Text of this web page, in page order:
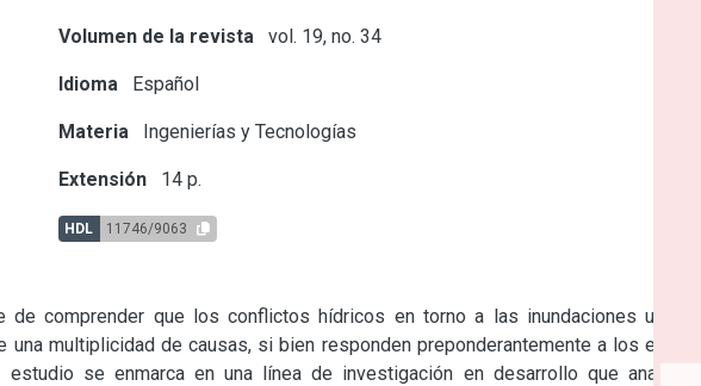
Volumen de la revista vol. 19, no. 34
Idioma Español
Materia Ingenierías y Tecnologías
Extensión 14 p.
HDL 11746/9063
de comprender que los conflictos hídricos en torno a las inundaciones urbanas
una multiplicidad de causas, si bien responden preponderantemente a los efectos
se enmarca en una línea de investigación en desarrollo que analiza la